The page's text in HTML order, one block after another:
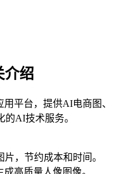
介绍
平台，提供AI电商图、
AI技术服务。
，节约成本和时间。